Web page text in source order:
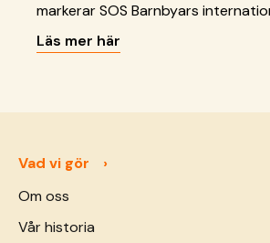
markerar SOS Barnbyars
organisation att barns säkerhet
måste prioriteras.
Läs mer här
Vad vi gör
Om oss
Vår historia